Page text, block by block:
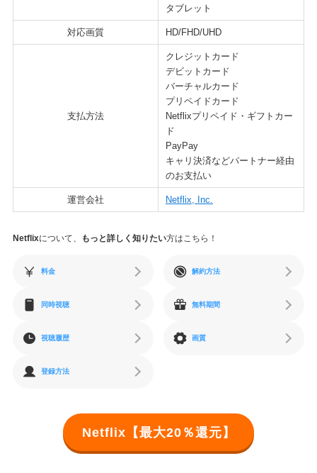
タブレット
対応画質 HD/FHD/UHD
支払方法
クレジットカード
デビットカード
バーチャルカード
プリペイドカード
Netflixプリペイド・ギフトカー
ド
PayPay
キャリ決済などパートナー経由
のお支払い
運営会社 Netflix, Inc.
Netflixについて、 もっと詳しく知りたい方はこちら！
料金 解約方法
同時視聴 無料期間
視聴履歴 画質
登録方法
Netflix【最大20％還元】